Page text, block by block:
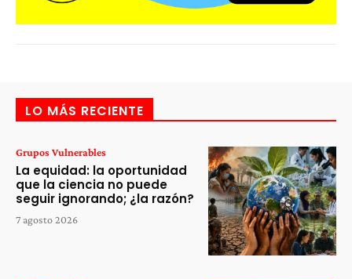
LO MÁS RECIENTE
Grupos Vulnerables
La equidad: la oportunidad
que la ciencia no puede
seguir ignorando; ¿la razón?
7 agosto 2026